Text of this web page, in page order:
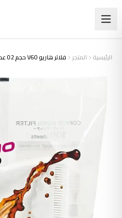
الرئيسية المتجر فلاتر هاريو V60 حجم 02 عدد 100 فلتر